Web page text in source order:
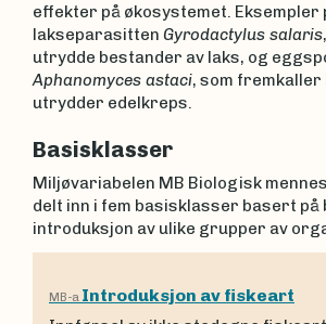
effekter på økosystemet. Eksempler
lakseparasitten Gyrodactylus salaris
utrydde bestander av laks, og
Aphanomyces astaci, som
utrydder edelkreps.
Basisklasser
Miljøvariabelen MB Biologisk
delt inn i fem basisklasser basert på
introduksjon av ulike grupper av
MB-a Introduksjon av fiskeart